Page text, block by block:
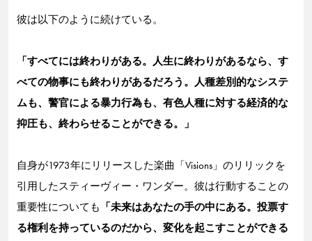
彼は以下のように続けている。
「すべてには終わりがある。人生に終わりがあるなら、す
べての物事にも終わりがあるだろう。人種差別的なシステ
ムも、警官による暴力行為も、有色人種に対する経済的な
抑圧も、終わらせることができる。」
自身が1973年にリリースした楽曲「Visions」のリリックを
引用したスティーヴィー・ワンダー。彼は行動することの
重要性についても 「未来はあなたの手の中にある。投票す
る権利を持っているのだから、変化を起こすことができる